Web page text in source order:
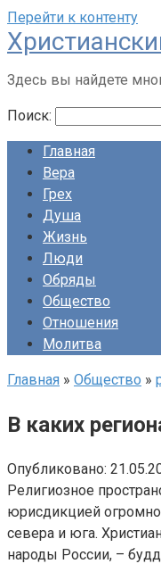
Перейти к контенту
Здесь вы найдете
Поиск:
Главная
Вера
Грех
Душа
Жизнь
Люди
Обряды
Общество
Отношения
Молитва
Главная » Общество »
В каких
Опубликовано:
Религиозное
юрисдикцией
севера и юга.
народы России, –